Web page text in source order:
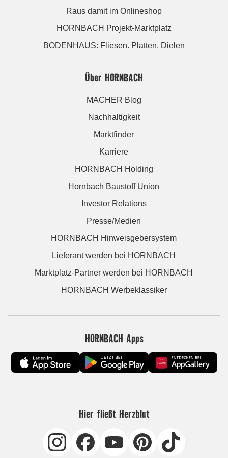
Raus damit im Onlineshop
HORNBACH Projekt-Marktplatz
BODENHAUS: Fliesen. Platten. Dielen
Über HORNBACH
MACHER Blog
Nachhaltigkeit
Marktfinder
Karriere
HORNBACH Holding
Hornbach Baustoff Union
Investor Relations
Presse/Medien
HORNBACH Hinweisgebersystem
Lieferant werden bei HORNBACH
Marktplatz-Partner werden bei HORNBACH
HORNBACH Werbeklassiker
HORNBACH Apps
Hier fließt Herzblut